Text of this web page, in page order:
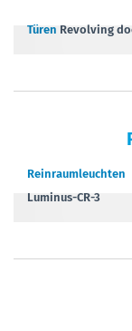
Türen Revolving
Reinraumleuchten
Luminus-CR-3